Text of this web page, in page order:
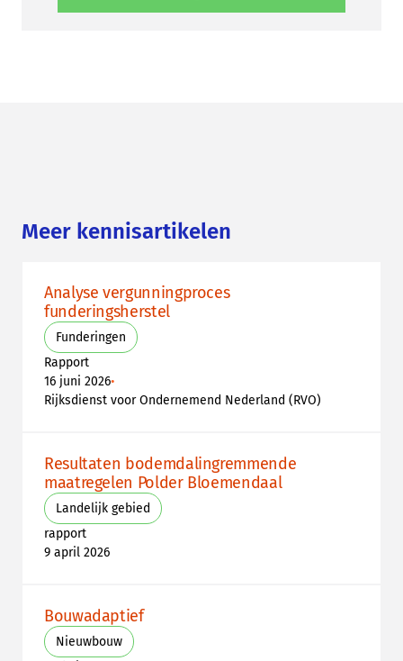
Meer kennisartikelen
Analyse vergunningproces
funderingsherstel
Funderingen
Rapport
16 juni 2026•
Rijksdienst voor Ondernemend Nederland (RVO)
Resultaten bodemdalingremmende
maatregelen Polder Bloemendaal
Landelijk gebied
rapport
9 april 2026
Bouwadaptief
Nieuwbouw